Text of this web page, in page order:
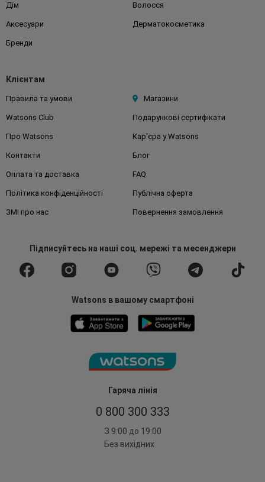
Гаряча лінія
0 800 300 333
З 9:00 до 19:00
Без вихідних
Дім Волосся
Аксесуари Дерматокосметика
Бренди
Клієнтам
Правила та умови Магазини
Watsons Club Подарункові сертифікати
Про Watsons Кар'єра у Watsons
Контакти Блог
Оплата та доставка FAQ
Політика конфіденційності Публічна оферта
ЗМІ про нас Повернення замовлення
Підписуйтесьна наші соц. мережі та месенджери
Watsons в вашому смартфоні